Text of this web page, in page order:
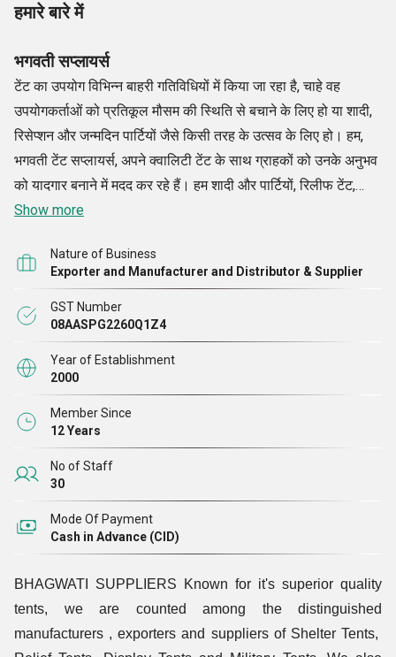
हमारे बारे में
भगवती सप्लायर्स
टेंट का उपयोग विभिन्न बाहरी गतिविधियों में किया जा रहा है, चाहे वह
उपयोगकर्ताओं को प्रतिकूल मौसम की स्थिति से बचाने के लिए हो या शादी,
रिसेप्शन और जन्मदिन पार्टियों जैसे किसी तरह के उत्सव के लिए हो। हम,
भगवती टेंट सप्लायर्स, अपने क्वालिटी टेंट के साथ ग्राहकों को उनके अनुभव
को यादगार बनाने में मदद कर रहे हैं। हम शादी और पार्टियों, रिलीफ टेंट,
मिलिट्री टेंट, शेल्टर टेंट, रिसॉर्ट टेंट और पारंपरिक टेंट जैसे कार्यक्रमों के
हैं।
Show more
Nature of Business
Exporter and Manufacturer and Distributor & Supplier
GST Number
08AASPG2260Q1Z4
Year of Establishment
2000
Member Since
12 Years
No of Staff
30
Mode Of Payment
Cash in Advance (CID)
BHAGWATI SUPPLIERS Known for it's superior quality
tents, we are counted among the distinguished
manufacturers , exporters and suppliers of Shelter Tents,